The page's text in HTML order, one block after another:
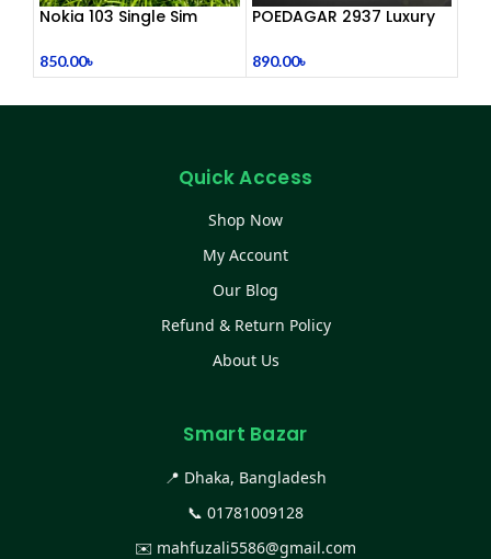
Nokia 103 Single Sim
850.00৳
POEDAGAR 2937 Luxury
890.00৳
Quick Access
Shop Now
My Account
Our Blog
Refund & Return Policy
About Us
Smart Bazar
📍 Dhaka, Bangladesh
📞 01781009128
✉️ mahfuzali5586@gmail.com